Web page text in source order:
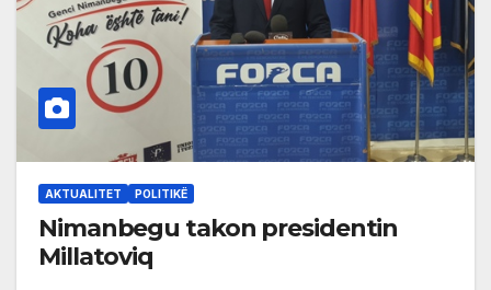
AKTUALITET POLITIKË
Nimanbegu takon presidentin
Millatoviq